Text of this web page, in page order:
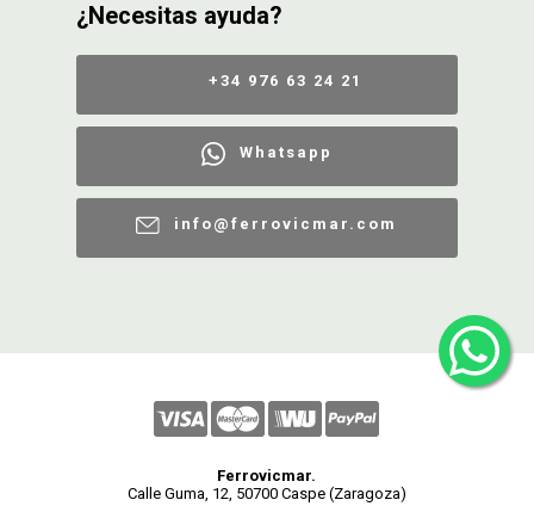
¿Necesitas ayuda?
+34 976 63 24 21
Whatsapp
info@ferrovicmar.com
Ferrovicmar.
Calle Guma, 12, 50700 Caspe (Zaragoza)